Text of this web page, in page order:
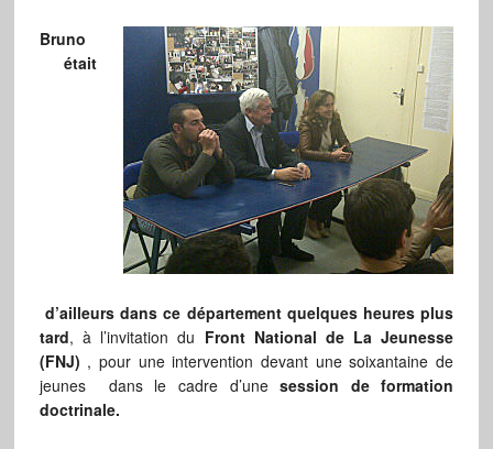
Bruno
était
d’ailleurs dans ce département quelques heures plus
tard, à l’invitation du Front National de La Jeunesse
(FNJ) , pour une intervention devant une soixantaine de
jeunes dans le cadre d’unesession de formation
doctrinale.